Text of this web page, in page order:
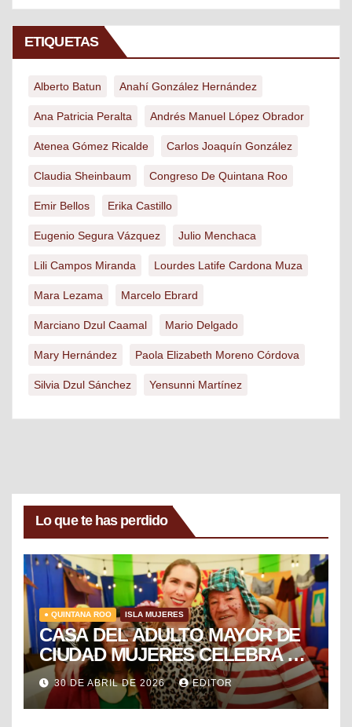
ETIQUETAS
Alberto Batun Anahí González Hernández
Ana Patricia Peralta Andrés Manuel López Obrador
Atenea Gómez Ricalde Carlos Joaquín González
Claudia Sheinbaum Congreso De Quintana Roo
Emir Bellos Erika Castillo
Eugenio Segura Vázquez Julio Menchaca
Lili Campos Miranda Lourdes Latife Cardona Muza
Mara Lezama Marcelo Ebrard
Marciano Dzul Caamal Mario Delgado
Mary Hernández Paola Elizabeth Moreno Córdova
Silvia Dzul Sánchez Yensunni Martínez
Lo que te has perdido
● QUINTANA ROO ISLA MUJERES
CASA DEL ADULTO MAYOR DE
CIUDAD MUJERES CELEBRA EL
DÍA DEL NIÑO Y LA NIÑA CON
PUESTA EN ESCENA DE LA
VECINDAD DEL CHAVO
30 DE ABRIL DE 2026 EDITOR